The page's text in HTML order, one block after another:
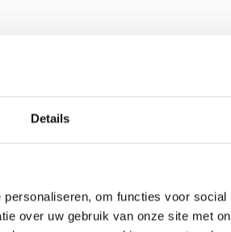
Details
om functies voor
over uw gebruik van onze site met